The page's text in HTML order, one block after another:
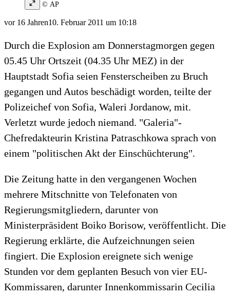
© AP
vor 16 Jahren10. Februar 2011 um 10:18
Durch die Explosion am Donnerstagmorgen gegen
05.45 Uhr Ortszeit (04.35 Uhr MEZ) in der
Hauptstadt Sofia seien Fensterscheiben zu Bruch
gegangen und Autos beschädigt worden, teilte der
Polizeichef von Sofia, Waleri Jordanow, mit.
Verletzt wurde jedoch niemand. "Galeria"-
Chefredakteurin Kristina Patraschkowa sprach von
einem "politischen Akt der Einschüchterung".
Die Zeitung hatte in den vergangenen Wochen
mehrere Mitschnitte von Telefonaten von
Regierungsmitgliedern, darunter von
Ministerpräsident Boiko Borisow, veröffentlicht. Die
Regierung erklärte, die Aufzeichnungen seien
fingiert. Die Explosion ereignete sich wenige
Stunden vor dem geplanten Besuch von vier EU-
Kommissaren, darunter Innenkommissarin Cecilia